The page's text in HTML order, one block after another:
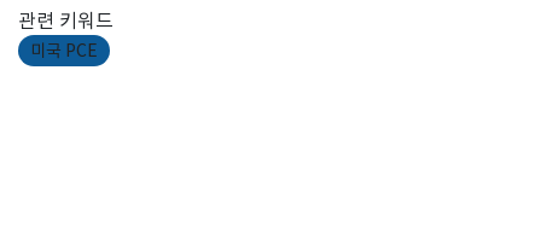
관련 키워드
미국 PCE